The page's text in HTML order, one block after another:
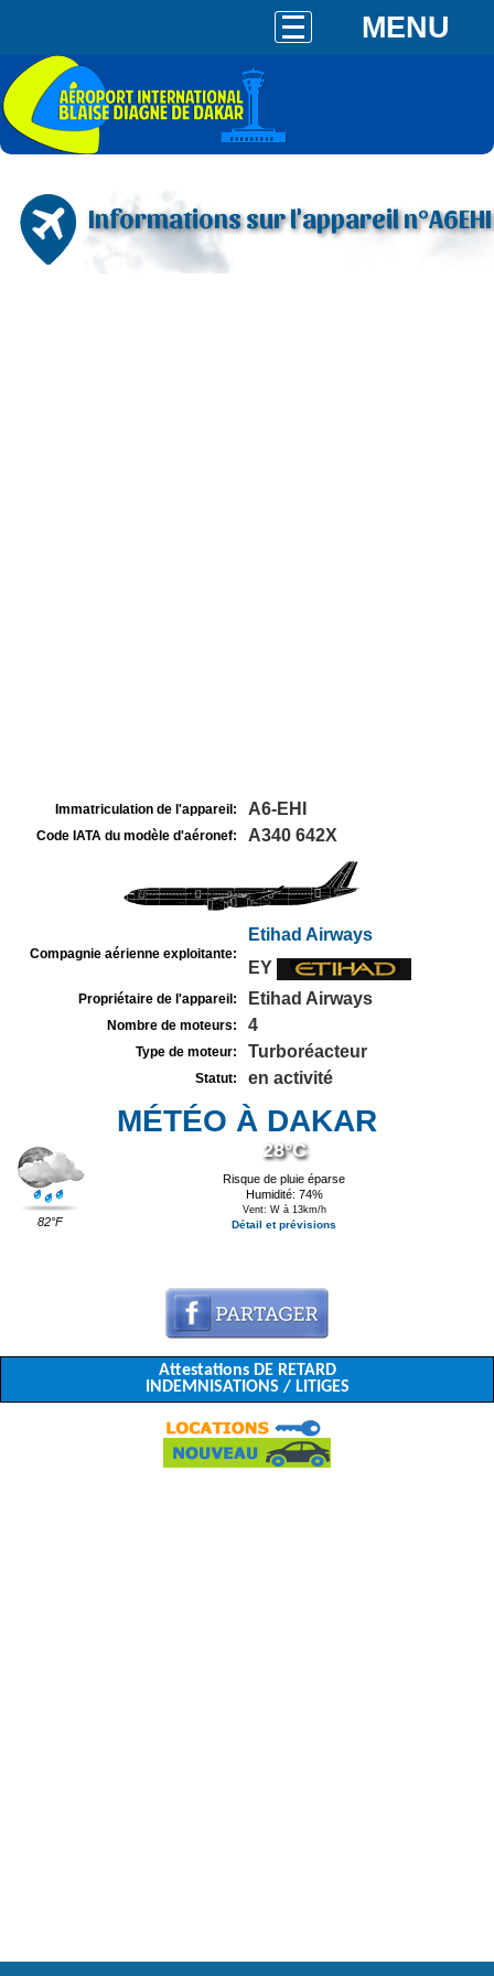
MENU
Informations sur l'appareil n°A6EHI
Immatriculation de l'appareil: A6-EHI
Code IATA du modèle d'aéronef: A340 642X
Compagnie aérienne exploitante:
Etihad Airways
EY
Propriétaire de l'appareil: Etihad Airways
Nombre de moteurs: 4
Type de moteur: Turboréacteur
Statut: en activité
MÉTÉO À DAKAR
82°F
28°C
Risque de pluie éparse
Humidité: 74%
Vent: W à 13km/h
Détail et prévisions
Attestations DE RETARD
INDEMNISATIONS / LITIGES